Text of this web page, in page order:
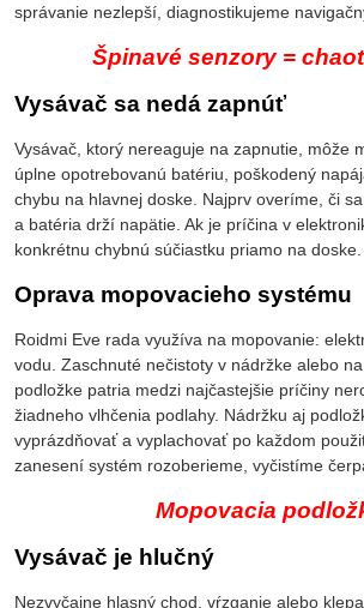
správanie nezlepší, diagnostikujeme
Špinavé senzory =
Vysávač sa nedá zapnúť
Vysávač, ktorý nereaguje na zapnutie, môže
úplne opotrebovanú batériu, poškodený
chybu na hlavnej doske. Najprv overíme, či
a batéria drží napätie. Ak je príčina v
konkrétnu chybnú súčiastku priamo na doske.
Oprava mopovacieho systému
Roidmi Eve rada využíva na mopovanie:
vodu. Zaschnuté nečistoty v nádržke alebo
podložke patria medzi najčastejšie príčiny
žiadneho vlhčenia podlahy. Nádržku aj
vyprázdňovať a vyplachovať po každom
zanesení systém rozoberieme, vyčistíme
Mopovacia
Vysávač je hlučný
Nezvyčajne hlasný chod, vŕzganie alebo